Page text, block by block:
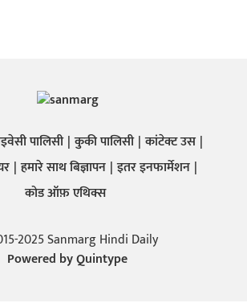
पालिसी कुकी पालिसी कांटेक्ट उस
हमारे साथ बिज्ञापन इतर इनफार्मेशन
कोड ऑफ़ एथिक्स
2025 Sanmarg Hindi Daily
Powered byQuintype